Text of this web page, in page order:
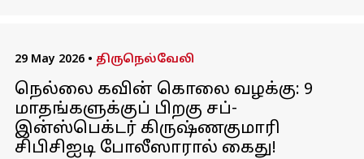
29 May 2026 • திருநெல்வேலி
நெல்லை கவின் கொலை வழக்கு: 9
மாதங்களுக்குப் பிறகு சப்-
இன்ஸ்பெக்டர் கிருஷ்ணகுமாரி
சிபிசிஐடி போலீஸாரால் கைது!